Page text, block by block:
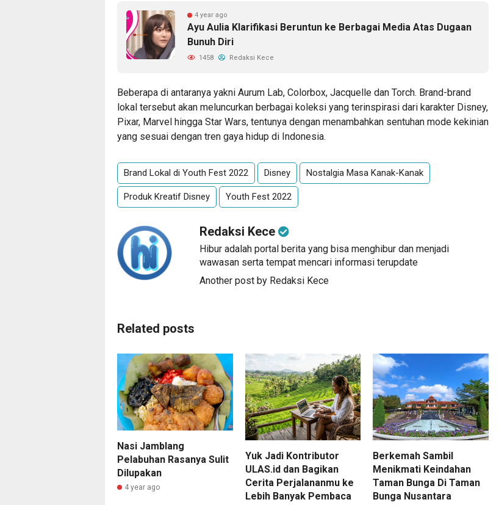
4 year ago
Ayu Aulia Klarifikasi Beruntun ke Berbagai Media Atas Dugaan
Bunuh Diri
1458 Redaksi Kece
Beberapa di antaranya yakni Aurum Lab, Colorbox, Jacquelle dan Torch. Brand-brand
lokal tersebut akan meluncurkan berbagai koleksi yang terinspirasi dari karakter Disney,
Pixar, Marvel hingga Star Wars, tentunya dengan menambahkan sentuhan mode kekinian
yang sesuai dengan tren gaya hidup di Indonesia.
Brand Lokal di Youth Fest 2022 Disney Nostalgia Masa Kanak-Kanak
Produk Kreatif Disney Youth Fest 2022
Redaksi Kece
Hibur adalah portal berita yang bisa menghibur dan menjadi
wawasan serta tempat mencari informasi terupdate
Another post by Redaksi Kece
Related posts
Nasi Jamblang
Pelabuhan Rasanya Sulit
Dilupakan
4 year ago
Yuk Jadi Kontributor
ULAS.id dan Bagikan
Cerita Perjalananmu ke
Lebih Banyak Pembaca
Berkemah Sambil
Menikmati Keindahan
Taman Bunga Di Taman
Bunga Nusantara